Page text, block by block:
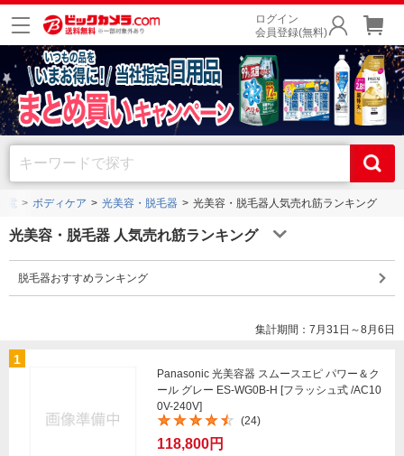
ログイン
会員登録(無料)
電 ボディケア 光美容・脱毛器 光美容・脱毛器人気売れ筋ランキング
光美容・脱毛器 人気売れ筋ランキング
脱毛器おすすめランキング
集計期間：7月31日～8月6日
1
Panasonic 光美容器 スムースエピ パワー＆ク
ール グレー ES-WG0B-H [フラッシュ式 /AC10
0V-240V]
(24)
118,800円